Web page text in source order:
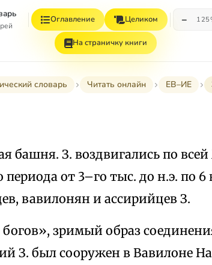
Оглавление Целиком −
На страничку книги
словарь Читать онлайн ЕВ–ИЕ
башня. З. воздвигались по
от 3–го тыс. до н.э. по 6
вавилонян и ассирийцев З.
зримый образ
З. был сооружен в Вавилоне